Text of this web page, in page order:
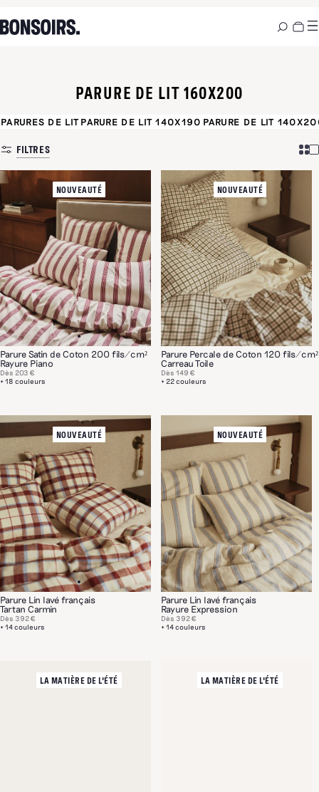
PARURE DE LIT 160X200
PARURES DE LITPARURE DE LIT 140X190 PARURE DE LIT
FILTRES
NOUVEAUTÉ
Parure Satin de Coton 200 fils/cm²
Rayure Piano
+ 18 couleurs
Dès 203 €
NOUVEAUTÉ
Parure Percale de Coton 120 fils/cm²
Carreau Toile
+ 22 couleurs
Dès 149 €
NOUVEAUTÉ
Parure Lin lavé français
Tartan Carmin
+ 14 couleurs
Dès 392 €
NOUVEAUTÉ
Parure Lin lavé français
Rayure Expression
+ 14 couleurs
Dès 392 €
LA MATIÈRE DE L'ÉTÉ LA MATIÈRE DE L'ÉTÉ